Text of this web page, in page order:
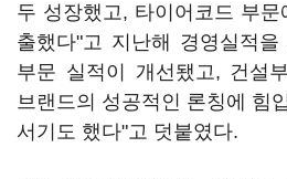
두 성장했고, 타이어코드 부
출했다"고 지난해 경영실적
부문 실적이 개선됐고, 건설
브랜드의 성공적인 론칭에 힘
서기도 했다"고 덧붙였다.